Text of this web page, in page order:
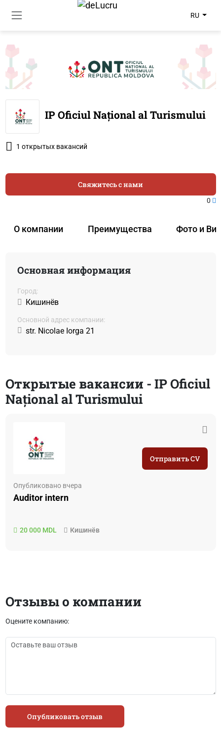
RU
IP Oficiul Național al Turismului
1 открытых вакансий
О компании Преимущества Фото и
Свяжитесь с нами
0
Основная информация
Город:
Кишинёв
Основной адрес компании:
str. Nicolae Iorga 21
Открытые вакансии - IP Oficiul
Național al Turismului
Опубликовано вчера
Auditor intern
20 000 MDL Кишинёв
Отправить CV
Отзывы о компании
Оцените компанию:
Опубликовать отзыв